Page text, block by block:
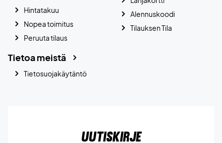
Hintatakuu
Nopea toimitus
Peruuta tilaus
Alennuskoodi
Tilauksen Tila
Tietoa meistä
Tietosuojakäytäntö
Uutiskirje